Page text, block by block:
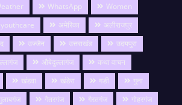
WhatsApp
Women
youthcare अमेरिका
अलीराजपुर
उज्जैन उत्तराखंड
उदयपुरा
औबेदुल्लागंज
कथा वाचन
खंडवा खंडेरा गङी
गुना
गैतरगंज गैरतगंज
गोहरगंज